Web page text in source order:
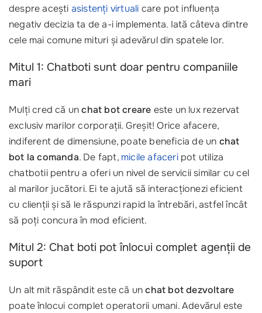
despre acești asistenți virtuali care pot influența
negativ decizia ta de a-i implementa. Iată câteva dintre
cele mai comune mituri și adevărul din spatele lor.
Mitul 1: Chatboti sunt doar pentru companiile
mari
Mulți cred că unchat bot creare este un lux rezervat
exclusiv marilor corporații. Greșit! Orice afacere,
indiferent de dimensiune, poate beneficia de un chat
bot la comanda. De fapt, micile afaceripot utiliza
chatbotii pentru a oferi un nivel de servicii similar cu cel
al marilor jucători. Ei te ajută să interacționezi eficient
cu clienții și să le răspunzi rapid la întrebări, astfel încât
să poți concura în mod eficient.
Mitul 2: Chat boti pot înlocui complet agenții de
suport
Un alt mit răspândit este că unchat bot dezvoltare
poate înlocui complet operatorii umani. Adevărul este